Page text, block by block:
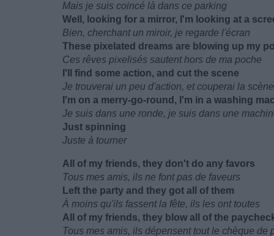
Mais je suis coincé là dans ce parking
Well, looking for a mirror, I'm looking at a
Bien, cherchant un miroir, je regarde l'écran
These pixelated dreams are blowing up my
Ces rêves pixelisés sautent hors de ma poche
I'll find some action, and cut the scene
Je trouverai un peu d'action, et couperai la scène
I'm on a merry-go-round, I'm in a washing
Je suis dans une ronde, je suis dans une
Just spinning
Juste à tourner
All of my friends, they don't do any favors
Tous mes amis, ils ne font pas de faveurs
Left the party and they got all of them
À moins qu'ils fassent la fête, ils les ont toutes
All of my friends, they blow all of the
Tous mes amis, ils dépensent tout le chèque de